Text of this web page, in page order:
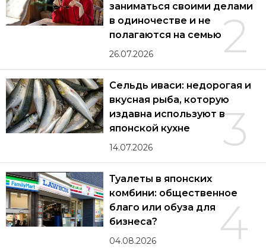
2
заниматься своими делами
в одиночестве и не
полагаются на семью
26.07.2026
3
Сельдь иваси: недорогая и
вкусная рыба, которую
издавна используют в
японской кухне
14.07.2026
4
Туалеты в японских
комбини: общественное
благо или обуза для
бизнеса?
04.08.2026